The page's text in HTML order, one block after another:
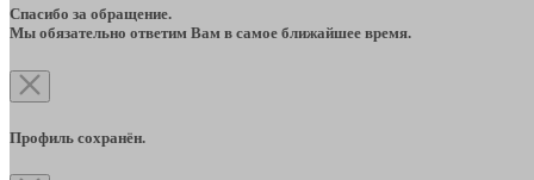
Спасибо за обращение.
Мы обязательно ответим Вам в самое ближайшее время.
Профиль сохранён.